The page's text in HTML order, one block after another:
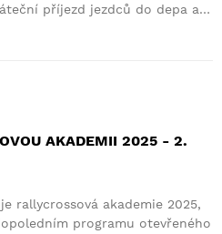
příjezd jezdců do depa a…
AKADEMII 2025 - 2.
rallycrossová akademie 2025,
programu otevřeného